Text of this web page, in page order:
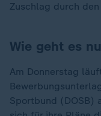
Zuschlag durch den
Wie geht es
Am Donnerstag
Sportbund (DOSB)